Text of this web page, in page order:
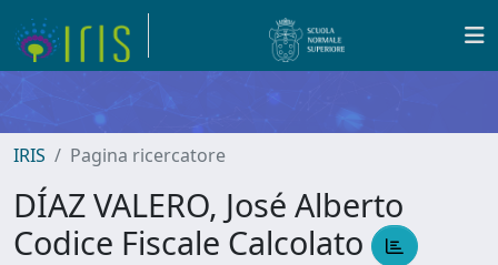
IRIS Pagina ricercatore
DÍAZ VALERO, José Alberto
Codice Fiscale Calcolato